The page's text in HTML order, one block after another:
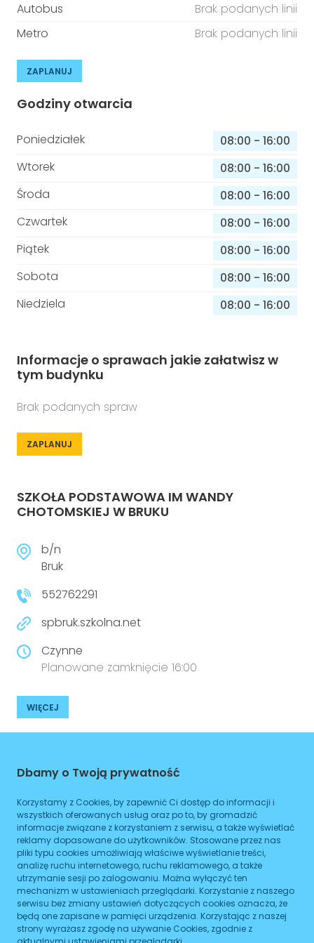
Autobus
Brak podanych linii
Metro
Brak podanych linii
ZAPLANUJ
Godziny otwarcia
Poniedziałek 08:00 - 16:00
Wtorek
08:00 - 16:00
Środa
08:00 - 16:00
Czwartek
08:00 - 16:00
Piątek
08:00 - 16:00
Sobota
08:00 - 16:00
Niedziela
08:00 - 16:00
Informacje o sprawach jakie załatwisz w
tym budynku
Brak podanych spraw
ZAPLANUJ
SZKOŁA PODSTAWOWA IM WANDY
CHOTOMSKIEJ W BRUKU
b/n
Bruk
552762291
spbruk.szkolna.net
Czynne
Planowane zamknięcie 16:00
WIĘCEJ
Tramwaj
Autobus
Brak podanych linii
Metro
Brak podanych linii
ZAPLANUJ
Godziny otwarcia
Poniedziałek 08:00
Dbamy o Twoją prywatność
Korzystamy z Cookies, by zapewnić Ci dostęp do informacji i
wszystkich oferowanych usług oraz po to, by gromadzić
informacje związane z korzystaniem z serwisu, a także wyświetlać
reklamy dopasowane do użytkowników. Stosowane przez nas
pliki typu cookies umożliwiają właściwe wyświetlanie treści,
analizę ruchu internetowego, ruchu reklamowego, a także
utrzymanie sesji po zalogowaniu. Można wyłączyć ten
mechanizm w ustawieniach przeglądarki. Korzystanie z naszego
serwisu bez zmiany ustawień dotyczących cookies oznacza, że
będą one zapisane w pamięci urządzenia. Korzystając z naszej
strony wyrażasz zgodę na używanie Cookies, zgodnie z